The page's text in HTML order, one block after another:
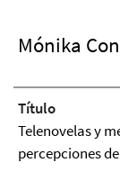
Mónika
Título
Telenovelas y
percepciones